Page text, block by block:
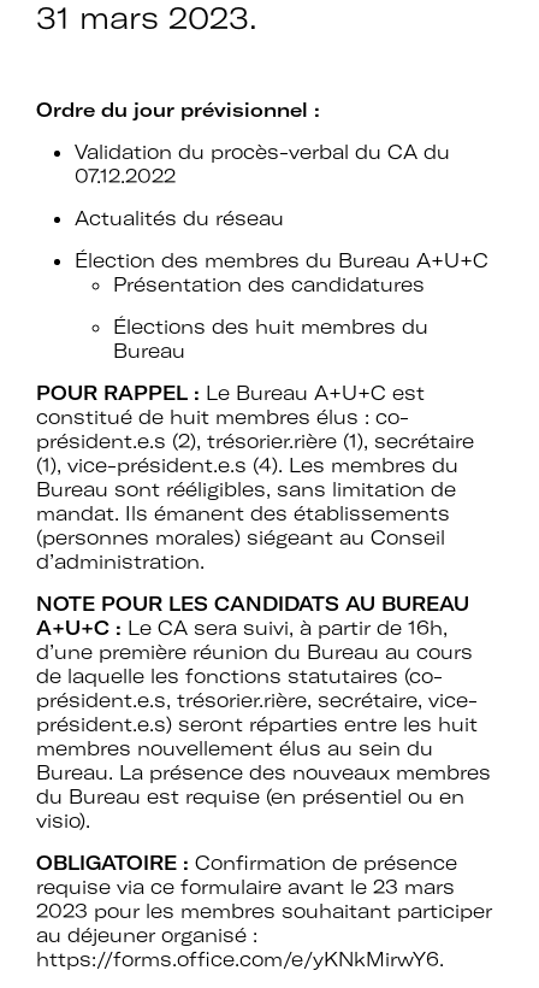
Rejoignez le réseau A+U+C
Téléchargez le bulletin
d'adhésion
Adhérer à Art + Université + Culture,
c’est :
Bénéficier d’informations suivies et
d’expertises sur l’action culturelle dans
le cadre spécifique de l’enseignement
31 mars 2023.
Ordre du jour prévisionnel :
Validation du procès-verbal du CA du
07.12.2022
Actualités du réseau
Élection des membres du Bureau A+U+C
Présentation des candidatures
Élections des huit membres du
Bureau
POUR RAPPEL : Le Bureau A+U+C est
constitué de huit membres élus : co-
président.e.s (2), trésorier.rière (1), secrétaire
(1), vice-président.e.s (4). Les membres du
Bureau sont rééligibles, sans limitation de
mandat. Ils émanent des établissements
(personnes morales) siégeant au Conseil
d’administration.
NOTE POUR LES CANDIDATS AU BUREAU
A+U+C : Le CA sera suivi, à partir de 16h,
d’une première réunion du Bureau au cours
de laquelle les fonctions statutaires (co-
président.e.s, trésorier.rière, secrétaire, vice-
président.e.s) seront réparties entre les huit
membres nouvellement élus au sein du
Bureau. La présence des nouveaux membres
du Bureau est requise (en présentiel ou en
visio).
OBLIGATOIRE : Confirmation de présence
requise via ce formulaire avant le 23 mars
2023 pour les membres souhaitant participer
au déjeuner organisé :
https://forms.office.com/e/yKNkMirwY6.